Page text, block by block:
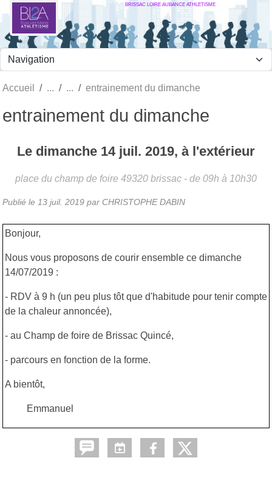
BRISSAC LOIRE AUBANCE ATHLETISME
Accueil entrainement du dimanche
entrainement du dimanche
Le dimanche 14 juil. 2019, à l'extérieur
place du champ de foire 49320 brissac - de 09h à 10h30
Publié le 13 juil. 2019 par CHRISTOPHE DABIN
Bonjour,
Nous vous proposons de courir ensemble ce dimanche
14/07/2019 :
- RDV à 9 h (un peu plus tôt que d'habitude pour tenir compte
de la chaleur annoncée),
- au Champ de foire de Brissac Quincé,
- parcours en fonction de la forme.
A bientôt,
Emmanuel
Panneau de gestion des cookies